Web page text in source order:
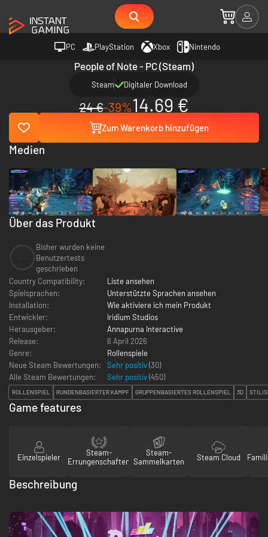
PC PlayStation Xbox Nintendo
People of Note - PC (Steam)
Steam Digitaler Download
24 €-39%14.69 €
Zum Warenkorb hinzufügen
Über das Produkt
Bisher wurden keine
Benutzertests
geschrieben
Country Compatibility:
Liste ansehen
Spielsprachen:
Unterstützte Sprachen ansehen
Installation:
Wie aktiviere ich mein Produkt
Entwickler:
Iridium Studios
Herausgeber:
Annapurna Interactive
Release:
6 April 2026
Genre:
Rollenspiele
Neue Steam Bewertungen:
Sehr positiv(30)
Alle Steam Bewertungen:
Sehr positiv(450)
ROLLENSPIEL RUNDENBASIERTER KAMPF GRUPPENBASIERTES ROLLENSPIEL 3D
Medien
Game features
Einzelspieler
Steam-
Errungenschaften
Steam-
Sammelkarten
Steam Cloud
Beschreibung